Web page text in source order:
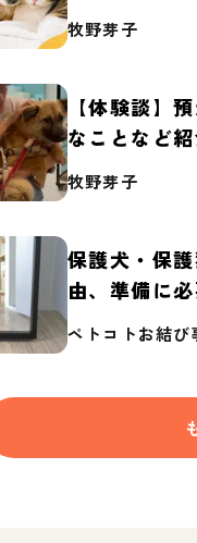
2026】
牧野芽子
【体験談】
なことなど
牧野芽子
保護犬・保
由、準備に
ペトコトお結び